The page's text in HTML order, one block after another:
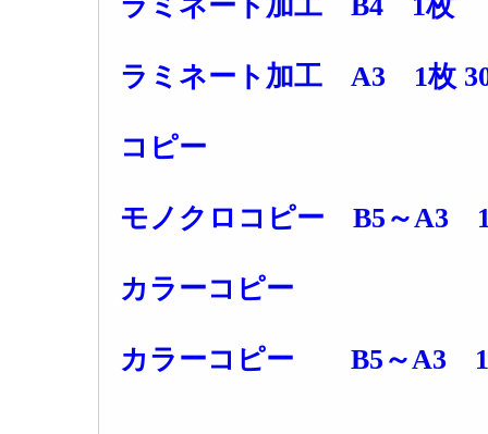
ラミネート加工 A3 1枚
コピー
モノクロコピー B5～A3 1
カラーコピー
カラーコピー B5～A3 1